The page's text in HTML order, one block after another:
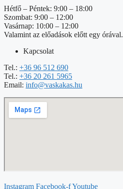
Hétfő – Péntek: 9:00 – 18:00
Szombat: 9:00 – 12:00
Vasárnap: 10:00 – 12:00
Valamint az előadások előtt egy órával.
Kapcsolat
Tel.: +36 96 512 690
Tel.: +36 20 261 5965
Email: info@vaskakas.hu
Instagram Facebook-fYoutube